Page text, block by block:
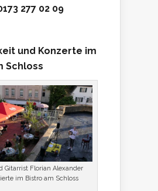
277 02 09
und Konzerte im
Schloss
Gitarrist Florian Alexander
im Bistro am Schloss